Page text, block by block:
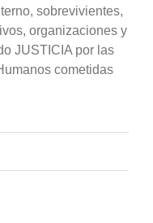
sobrevivientes,
organizaciones y
JUSTICIA por las
cometidas